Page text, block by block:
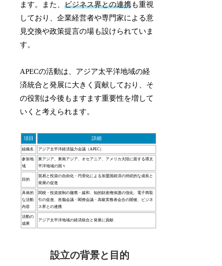
ます。また、ビジネス界との連携も重視
しており、企業経営者や専門家による意
見交換や政策提言の場も設けられていま
す。
APECの活動は、アジア太平洋地域の経
済統合と発展に大きく貢献しており、そ
の役割は今後もますます重要性を増して
いくと考えられます。
項目 詳細
組織名 アジア太平洋経済協力会議（APEC）
参加地
域
東アジア、東南アジア、オセアニア、アメリカ大陸に面する環太
平洋地域の国々
目的
貿易と投資の自由化・円滑化による加盟国経済の持続的な成長と
発展の促進
具体的
な活動
内容
関税・投資規制の撤廃・緩和、知的財産権保護の強化、電子商取
引の促進、首脳会議・閣僚会議・高級実務者会合の開催、ビジネ
ス界との連携
活動の
成果
アジア太平洋地域の経済統合と発展に貢献
設立の背景と目的